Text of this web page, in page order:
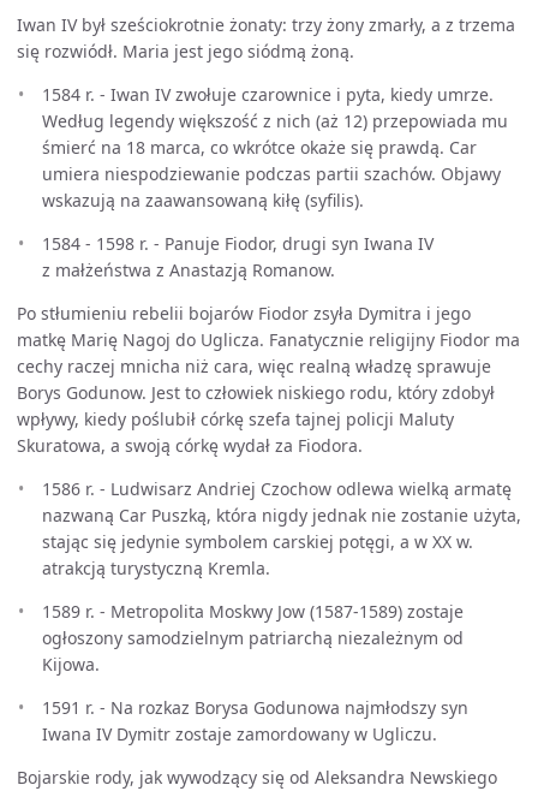
Iwan IV był sześciokrotnie żonaty: trzy żony zmarły, a z trzema
się rozwiódł. Maria jest jego siódmą żoną.
1584 r. - Iwan IV zwołuje czarownice i pyta, kiedy umrze.
Według legendy większość z nich (aż 12) przepowiada mu
śmierć na 18 marca, co wkrótce okaże się prawdą. Car
umiera niespodziewanie podczas partii szachów. Objawy
wskazują na zaawansowaną kiłę (syfilis).
1584 - 1598 r. - Panuje Fiodor, drugi syn Iwana IV
z małżeństwa z Anastazją Romanow.
Po stłumieniu rebelii bojarów Fiodor zsyła Dymitra i jego
matkę Marię Nagoj do Uglicza. Fanatycznie religijny Fiodor ma
cechy raczej mnicha niż cara, więc realną władzę sprawuje
Borys Godunow. Jest to człowiek niskiego rodu, który zdobył
wpływy, kiedy poślubił córkę szefa tajnej policji Maluty
Skuratowa, a swoją córkę wydał za Fiodora.
1586 r. - Ludwisarz Andriej Czochow odlewa wielką armatę
nazwaną Car Puszką, która nigdy jednak nie zostanie użyta,
stając się jedynie symbolem carskiej potęgi, a w XX w.
atrakcją turystyczną Kremla.
1589 r. - Metropolita Moskwy Jow (1587-1589) zostaje
ogłoszony samodzielnym patriarchą niezależnym od
Kijowa.
1591 r. - Na rozkaz Borysa Godunowa najmłodszy syn
Iwana IV Dymitr zostaje zamordowany w Ugliczu.
Bojarskie rody, jak wywodzący się od Aleksandra Newskiego